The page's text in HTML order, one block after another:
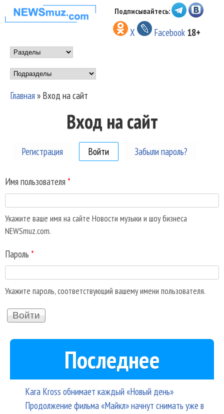
Перейти к основному
содержанию
НОВОСТИ
МУЗЫКИ И
ШОУ БИЗНЕСА
NEWSMUZ.COM
Подписывайтесь:
X Facebook 18+
Main menu
Подразделы
Вы здесь
Главная» Вход на сайт
Вход на сайт
Регистрация Войти (активная вкладка)
Забыли пароль?
Имя пользователя *
Укажите ваше имя на сайте Новости музыки и шоу бизнеса
NEWSmuz.com.
Пароль *
Укажите пароль, соответствующий вашему имени пользователя.
Последнее
Kara Kross обнимает каждый «Новый день»
Продолжение фильма «Майкл» начнут снимать уже в